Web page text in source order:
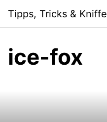
content
Tipps, Tricks & Kniffe
ice-fox